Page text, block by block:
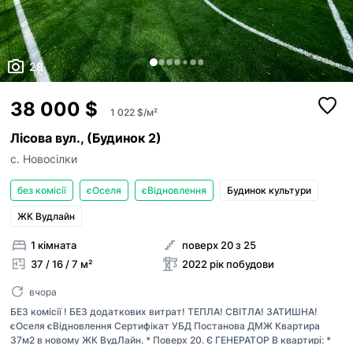
28
38 000 $ 1 022 $/м²
Лісова вул., (Будинок 2)
с. Новосілки
без комісії єОселя єВідновлення Будинок культури
ЖК Вудлайн
1 кімната
37 / 16 / 7 м²
поверх 20 з 25
2022 рік побудови
вчора
БЕЗ комісії ! БЕЗ додаткових витрат! ТЕПЛА! СВІТЛА! ЗАТИШНА!
єОселя єВідновлення Сертифікат УБД Постанова ДМЖ Квартира
37м2 в новому ЖК ВудЛайн. * Поверх 20. Є ГЕНЕРАТОР В квартирі: *